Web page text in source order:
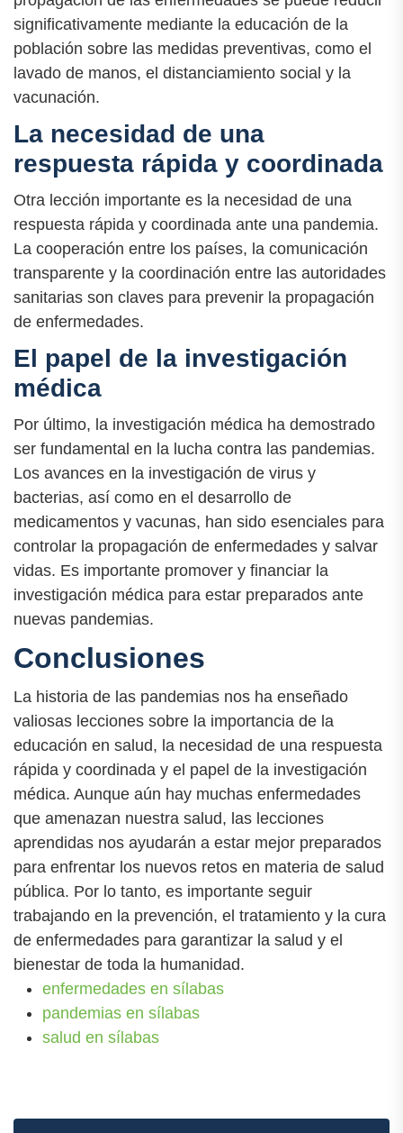
significativamente mediante la educación de la
población sobre las medidas preventivas, como el
lavado de manos, el distanciamiento social y la
vacunación.
La necesidad de una
respuesta rápida y coordinada
Otra lección importante es la necesidad de una
respuesta rápida y coordinada ante una pandemia.
La cooperación entre los países, la comunicación
transparente y la coordinación entre las autoridades
sanitarias son claves para prevenir la propagación
de enfermedades.
El papel de la investigación
médica
Por último, la investigación médica ha demostrado
ser fundamental en la lucha contra las pandemias.
Los avances en la investigación de virus y
bacterias, así como en el desarrollo de
medicamentos y vacunas, han sido esenciales para
controlar la propagación de enfermedades y salvar
vidas. Es importante promover y financiar la
investigación médica para estar preparados ante
nuevas pandemias.
Conclusiones
La historia de las pandemias nos ha enseñado
valiosas lecciones sobre la importancia de la
educación en salud, la necesidad de una respuesta
rápida y coordinada y el papel de la investigación
médica. Aunque aún hay muchas enfermedades
que amenazan nuestra salud, las lecciones
aprendidas nos ayudarán a estar mejor preparados
para enfrentar los nuevos retos en materia de salud
pública. Por lo tanto, es importante seguir
trabajando en la prevención, el tratamiento y la cura
de enfermedades para garantizar la salud y el
bienestar de toda la humanidad.
enfermedades en sílabas
pandemias en sílabas
salud en sílabas